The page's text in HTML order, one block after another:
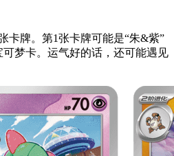
卡牌。第1张卡牌可能是“朱&紫”
梦卡。运气好的话，还可能遇见